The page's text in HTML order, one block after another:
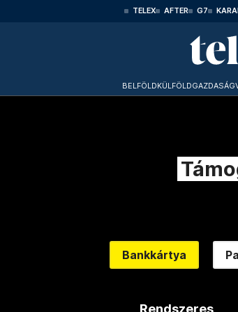
TELEX AFTER G7
BELFÖLDKÜLFÖLDGAZDASÁG
Bankkártya
Rendszeres